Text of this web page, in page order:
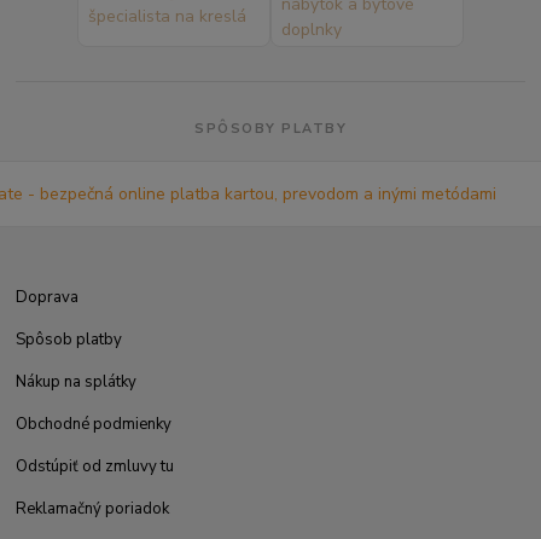
SPÔSOBY PLATBY
Doprava
Spôsob platby
Nákup na splátky
Obchodné podmienky
Odstúpiť od zmluvy tu
Reklamačný poriadok